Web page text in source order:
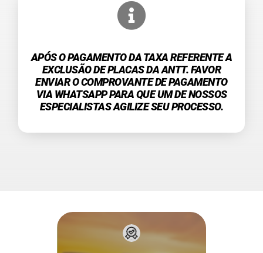
APÓS O PAGAMENTO DA TAXA REFERENTE A
EXCLUSÃO DE PLACAS DA ANTT. FAVOR
ENVIAR O COMPROVANTE DE PAGAMENTO
VIA WHATSAPP PARA QUE UM DE NOSSOS
ESPECIALISTAS AGILIZE SEU PROCESSO.
pagamento.